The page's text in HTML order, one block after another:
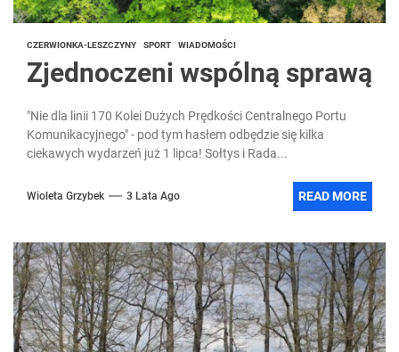
CZERWIONKA-LESZCZYNY SPORT WIADOMOŚCI
Zjednoczeni wspólną sprawą
"Nie dla linii 170 Kolei Dużych Prędkości Centralnego Portu
Komunikacyjnego" - pod tym hasłem odbędzie się kilka
ciekawych wydarzeń już 1 lipca! Sołtys i Rada...
Wioleta Grzybek 3 Lata Ago READ MORE